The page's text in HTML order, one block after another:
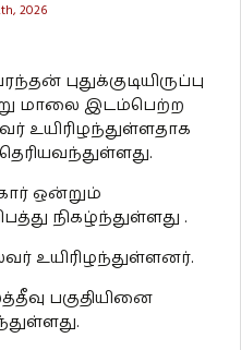
2026
புதுக்குடியிருப்பு
மாலை இடம்பெற்ற
உயிரிழந்துள்ளதாக
ஒன்றும்
நிகழ்ந்துள்ளது .
உயிரிழந்துள்ளனர்.
பகுதியினை